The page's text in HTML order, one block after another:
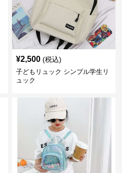
¥2,500 (税込)
子どもリュック シンプル学生リ
ュック